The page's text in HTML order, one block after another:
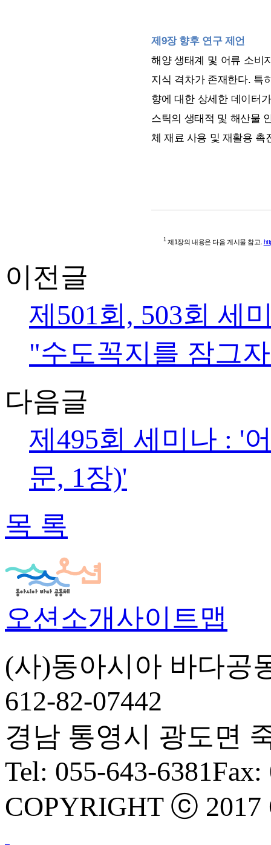
제9장 향후 연구 제언
해양 생태계 및 어류 소비
지식 격차가 존재한다. 특
향에 대한 상세한 데이터
스틱의 생태적 및 해산물
체 재료 사용 및 재활용 촉
1제1장의 내용은 다음 게시물 참고.
이전글
제501회, 503회 세
"수도꼭지를 잠그
다음글
제495회 세미나 : '
문, 1장)'
목 록
오션소개사이트맵
(사)동아시아 바다공
612-82-07442
경남 통영시 광도면
Tel: 055-643-6381Fax:
COPYRIGHT ⓒ 2017